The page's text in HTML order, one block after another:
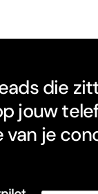
die
jouw
van je